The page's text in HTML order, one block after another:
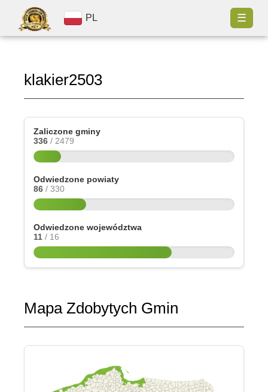
PL ☰
klakier2503
Zaliczone gminy
336 / 2479
Odwiedzone powiaty
86 / 330
Odwiedzone województwa
11 / 16
Mapa Zdobytych Gmin